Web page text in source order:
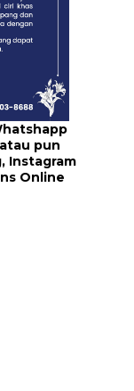
atau pun
, Instagram
Online